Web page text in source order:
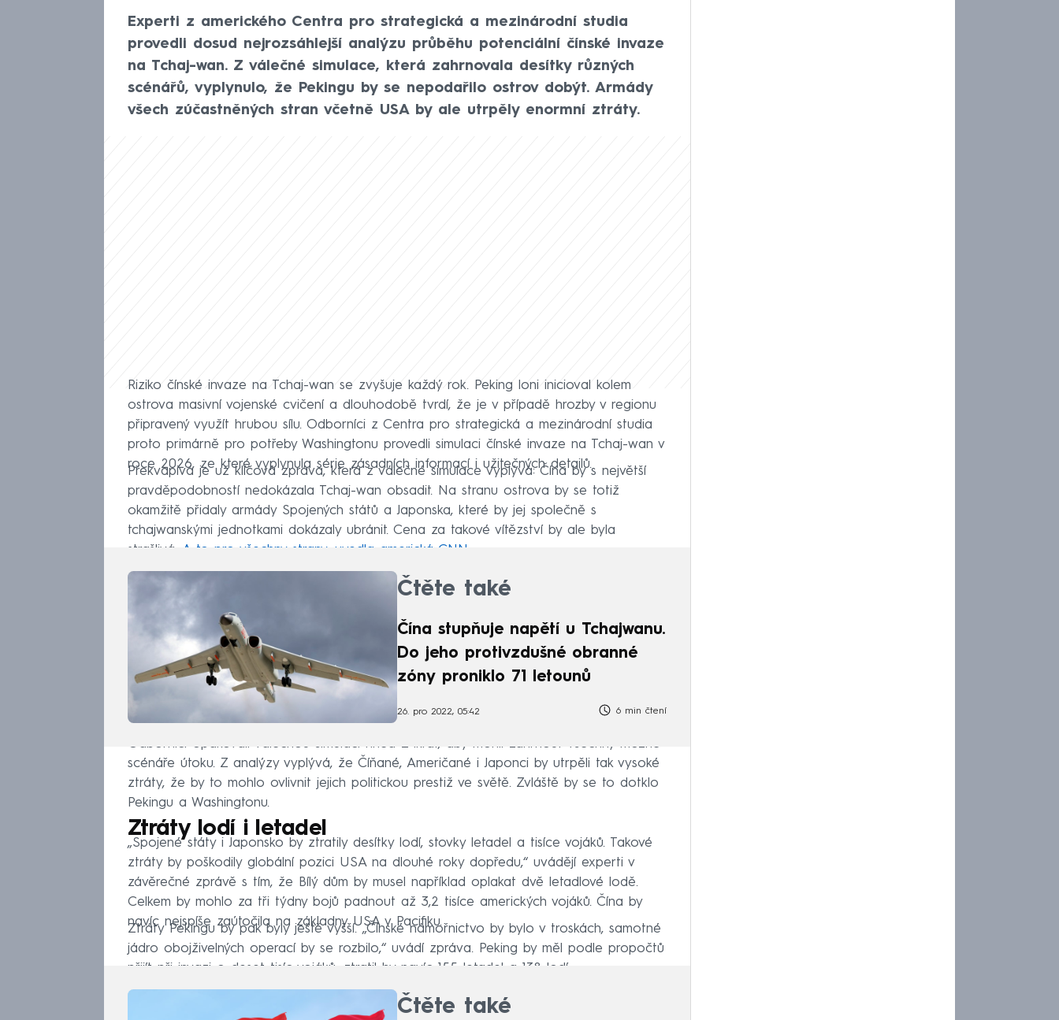
Experti z amerického Centra pro strategická a mezinárodní studia
provedli dosud nejrozsáhlejší analýzu průběhu potenciální čínské invaze
na Tchaj-wan. Z válečné simulace, která zahrnovala desítky různých
scénářů, vyplynulo, že Pekingu by se nepodařilo ostrov dobýt. Armády
všech zúčastněných stran včetně USA by ale utrpěly enormní ztráty.
Riziko čínské invaze na Tchaj-wan se zvyšuje každý rok. Peking loni inicioval kolem
ostrova masivní vojenské cvičení a dlouhodobě tvrdí, že je v případě hrozby v regionu
připravený využít hrubou sílu. Odborníci z Centra pro strategická a mezinárodní studia
proto primárně pro potřeby Washingtonu provedli simulaci čínské invaze na Tchaj-wan v
roce 2026, ze které vyplynula série zásadních informací i užitečných detailů.
Překvapivá je už klíčová zpráva, která z válečné simulace vyplývá: Čína by s největší
pravděpodobností nedokázala Tchaj-wan obsadit. Na stranu ostrova by se totiž
okamžitě přidaly armády Spojených států a Japonska, které by jej společně s
tchajwanskými jednotkami dokázaly ubránit. Cena za takové vítězství by ale byla
strašlivá.
A to pro všechny strany, uvedla americká CNN.
Čtěte také
Čína stupňuje napětí u Tchajwanu.
Do jeho protivzdušné obranné
zóny proniklo 71 letounů
26. pro 2022, 05:42 6 min čtení
Odborníci opakovali válečnou simulaci hned 24krát, aby mohli zahrnout všechny možné
scénáře útoku. Z analýzy vyplývá, že Číňané, Američané i Japonci by utrpěli tak vysoké
ztráty, že by to mohlo ovlivnit jejich politickou prestiž ve světě. Zvláště by se to dotklo
Pekingu a Washingtonu.
Ztráty lodí i letadel
„Spojené státy i Japonsko by ztratily desítky lodí, stovky letadel a tisíce vojáků. Takové
ztráty by poškodily globální pozici USA na dlouhé roky dopředu,“ uvádějí experti v
závěrečné zprávě s tím, že Bílý dům by musel například oplakat dvě letadlové lodě.
Celkem by mohlo za tři týdny bojů padnout až 3,2 tisíce amerických vojáků. Čína by
navíc nejspíše zaútočila na základny USA v Pacifiku.
Ztráty Pekingu by pak byly ještě vyšší. „Čínské námořnictvo by bylo v troskách, samotné
jádro obojživelných operací by se rozbilo,“ uvádí zpráva. Peking by měl podle propočtů
přijít při invazi o deset tisíc vojáků, ztratil by navíc 155 letadel a 138 lodí.
Čtěte také